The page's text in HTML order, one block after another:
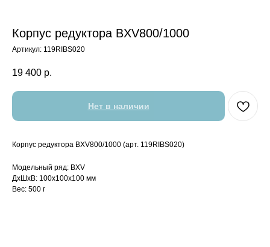
Корпус редуктора BXV800/1000
Артикул: 119RIBS020
19 400 р.
Нет в наличии
Корпус редуктора BXV800/1000 (арт. 119RIBS020)
Модельный ряд: BXV
ДxШxВ: 100x100x100 мм
Вес: 500 г